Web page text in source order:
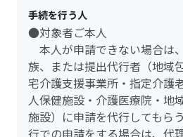
手続を行う人
●対象者ご本人
本人が申請できない場合は
族、または提出代行者（地域
宅介護支援事業所・指定介護
人保健施設・介護医療院・地
施設）に申請を代行してもら
行での申請をする場合は、代